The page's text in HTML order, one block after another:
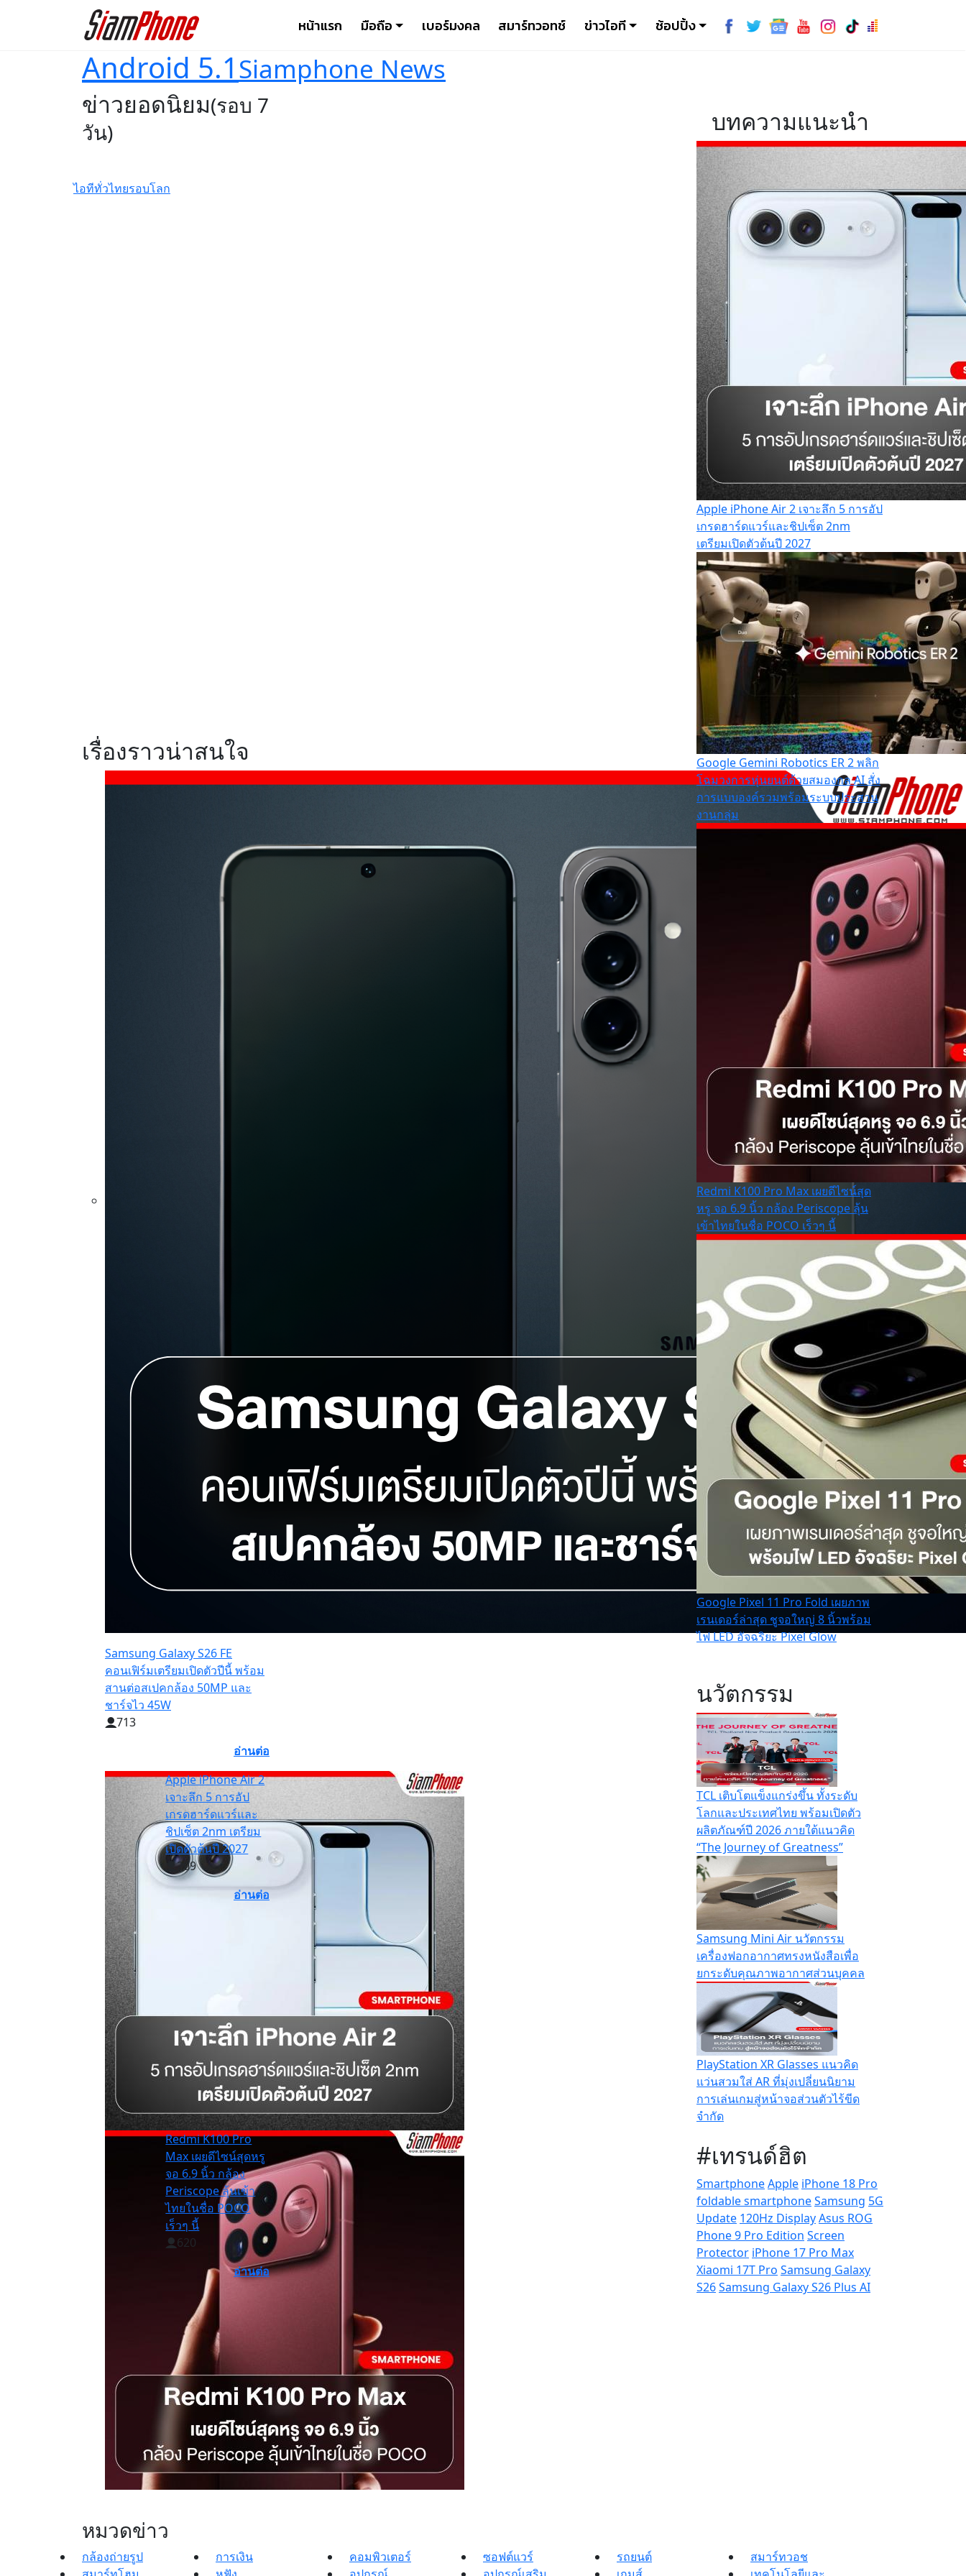
หน้าแรก มือถือ เบอร์มงคล สมาร์ทวอทช์ ข่าวไอที ช้อปปิ้ง
Android 5.1Siamphone News
ข่าวยอดนิยม(รอบ 7
วัน)
ไอทีทั่วไทยรอบโลก
เรื่องราวน่าสนใจ
Samsung Galaxy S26 FE
คอนเฟิร์มเตรียมเปิดตัวปีนี้ พร้อม
สานต่อสเปคกล้อง 50MP และ
ชาร์จไว 45W
713
อ่านต่อ
Apple iPhone Air 2
เจาะลึก 5 การอัป
เกรดฮาร์ดแวร์และ
ชิปเซ็ต 2nm เตรียม
เปิดตัวต้นปี 2027
209
อ่านต่อ
Redmi K100 Pro
Max เผยดีไซน์สุดหรู
จอ 6.9 นิ้ว กล้อง
Periscope ลุ้นเข้า
ไทยในชื่อ POCO
เร็วๆ นี้
620
อ่านต่อ
บทความแนะนำ
Apple iPhone Air 2 เจาะลึก 5 การอัป
เกรดฮาร์ดแวร์และชิปเซ็ต 2nm
เตรียมเปิดตัวต้นปี 2027
Google Gemini Robotics ER 2 พลิก
โฉมวงการหุ่นยนต์ด้วยสมองกล AI สั่ง
การแบบองค์รวมพร้อมระบบประสาน
งานกลุ่ม
Redmi K100 Pro Max เผยดีไซน์สุด
หรู จอ 6.9 นิ้ว กล้อง Periscope ลุ้น
เข้าไทยในชื่อ POCO เร็วๆ นี้
Google Pixel 11 Pro Fold เผยภาพ
เรนเดอร์ล่าสุด ชูจอใหญ่ 8 นิ้วพร้อม
ไฟ LED อัจฉริยะ Pixel Glow
นวัตกรรม
TCL เติบโตแข็งแกร่งขึ้น ทั้งระดับ
โลกและประเทศไทย พร้อมเปิดตัว
ผลิตภัณฑ์ปี 2026 ภายใต้แนวคิด
“The Journey of Greatness”
Samsung Mini Air นวัตกรรม
เครื่องฟอกอากาศทรงหนังสือเพื่อ
ยกระดับคุณภาพอากาศส่วนบุคคล
PlayStation XR Glasses แนวคิด
แว่นสวมใส่ AR ที่มุ่งเปลี่ยนนิยาม
การเล่นเกมสู่หน้าจอส่วนตัวไร้ขีด
จำกัด
#เทรนด์ฮิต
SmartphoneApple iPhone 18 Pro
foldable smartphoneSamsung 5G
Update 120Hz DisplayAsus ROG
Phone 9 Pro Edition Screen
Protector iPhone 17 Pro Max
Xiaomi 17T Pro Samsung Galaxy
S26Samsung Galaxy S26 Plus AI
หมวดข่าว
กล้องถ่ายรูป การเงิน คอมพิวเตอร์ ซอฟต์แวร์ รถยนต์
สมาร์ทวอช